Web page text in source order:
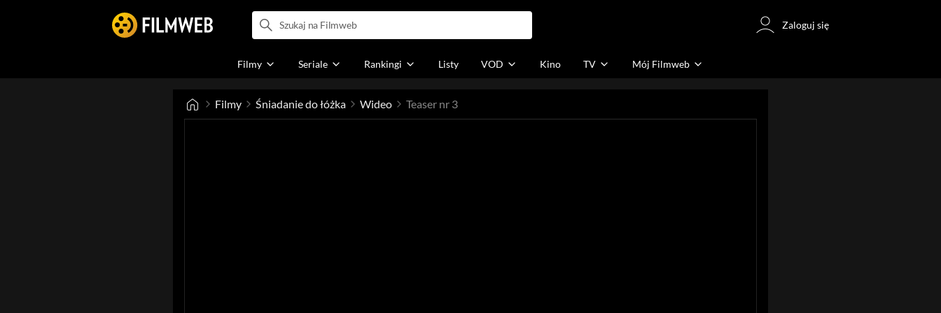
Zaloguj się
Filmy Seriale Rankingi Listy Mój Filmweb
VOD Kino TV
Filmy Śniadanie do łóżka Wideo Teaser nr 3